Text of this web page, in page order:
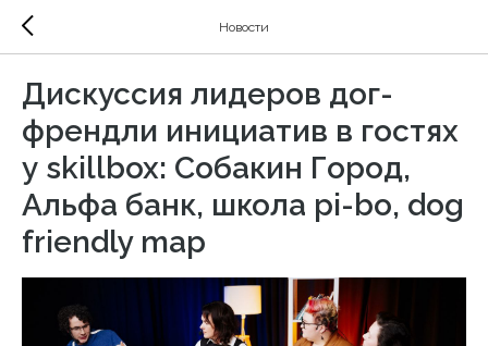
Новости
Дискуссия лидеров дог-
френдли инициатив в гостях
у skillbox: Собакин Город,
Альфа банк, школа pi-bo, dog
friendly map